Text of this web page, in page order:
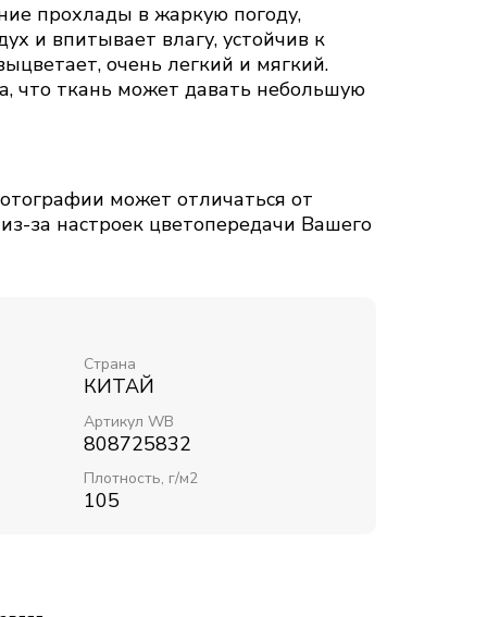
прохлады в жаркую погоду,
и впитывает влагу, устойчив к
очень легкий и мягкий.
что ткань может давать небольшую
может отличаться от
за настроек цветопередачи Вашего
Страна
КИТАЙ
Артикул WB
808725832
Плотность, г/м2
105